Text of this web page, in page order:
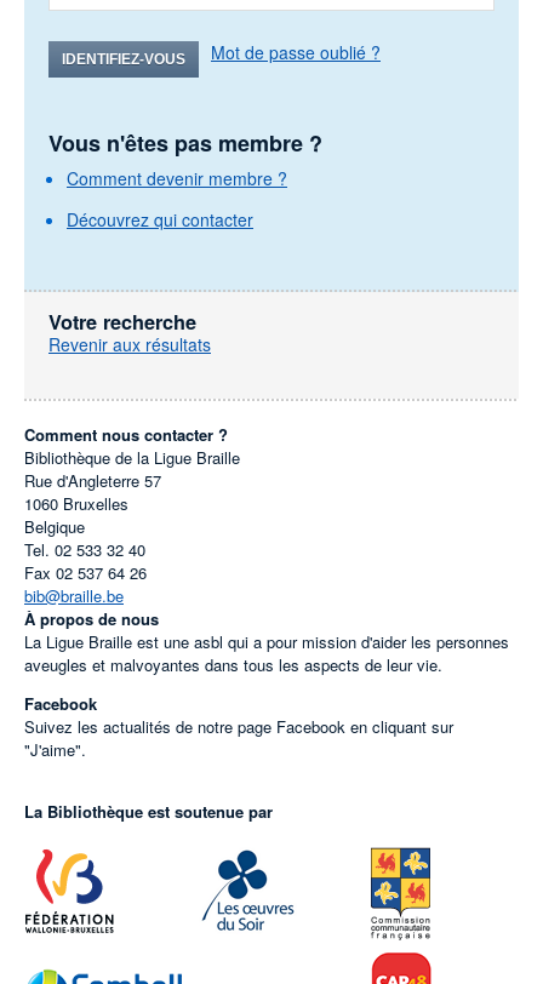
IDENTIFIEZ-VOUS Mot de passe oublié ?
Vous n'êtes pas membre ?
Comment devenir membre ?
Découvrez qui contacter
Votre recherche
Revenir aux résultats
Comment nous contacter ?
Bibliothèque de la Ligue Braille
Rue d'Angleterre 57
1060 Bruxelles
Belgique
Tel. 02 533 32 40
Fax 02 537 64 26
bib@braille.be
À propos de nous
La Ligue Braille est une asbl qui a pour mission d'aider les personnes
aveugles et malvoyantes dans tous les aspects de leur vie.
Facebook
Suivez les actualités de notre page Facebook en cliquant sur
"J'aime".
La Bibliothèque est soutenue par